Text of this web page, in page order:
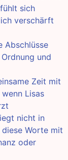
sich
verschärft
Abschlüsse
und
Zeit mit
Lisas
nicht in
Worte mit
oder